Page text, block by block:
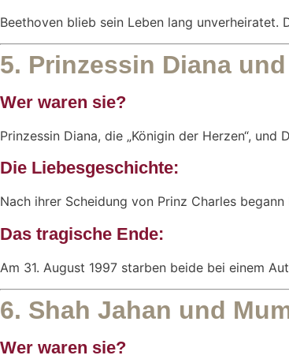
Beethoven blieb sein Leben lang
5. Prinzessin Diana
Wer waren sie?
Prinzessin Diana, die „Königin der Herzen“,
Die Liebesgeschichte:
Nach ihrer Scheidung von Prinz Charles
Das tragische Ende:
Am 31. August 1997 starben beide bei einem
6. Shah Jahan und
Wer waren sie?